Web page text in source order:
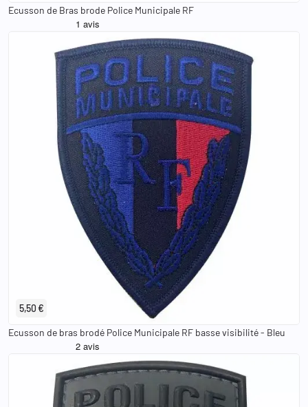
Ecusson de Bras brode Police Municipale RF
5,50 €
Ecusson de bras brodé Police Municipale RF basse visibilité - Bleu